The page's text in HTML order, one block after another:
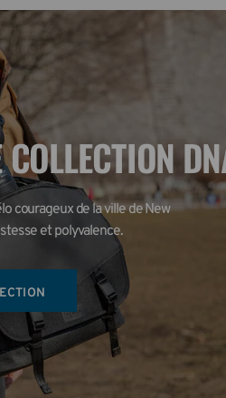
courageux de la ville de New
et polyvalence.